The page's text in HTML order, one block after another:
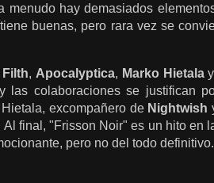
hay demasiados
buenas, pero rara vez se
Filth, Apocalyptica, Marko Hietala
las colaboraciones se justifican
excompañero de Nightwish
Al final,"Frisson Noir" es un hito en
pero no del todo definitivo.